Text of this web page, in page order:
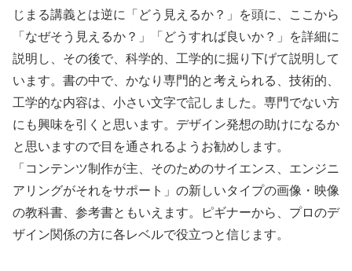
じまる講義とは逆に「どう見えるか？」を頭に、ここから
「なぜそう見えるか？」「どうすれば良いか？」を詳細に
説明し、その後で、科学的、工学的に掘り下げて説明して
います。書の中で、かなり専門的と考えられる、技術的、
工学的な内容は、小さい文字で記しました。専門でない方
にも興味を引くと思います。デザイン発想の助けになるか
と思いますので目を通されるようお勧めします。
「コンテンツ制作が主、そのためのサイエンス、エンジニ
アリングがそれをサポート」の新しいタイプの画像・映像
の教科書、参考書ともいえます。ピギナーから、プロのデ
ザイン関係の方に各レベルで役立つと信じます。